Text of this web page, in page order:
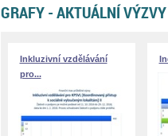
GRAFY - AKTUÁLNÍ
Inkluzivní vzdělávání
pro...